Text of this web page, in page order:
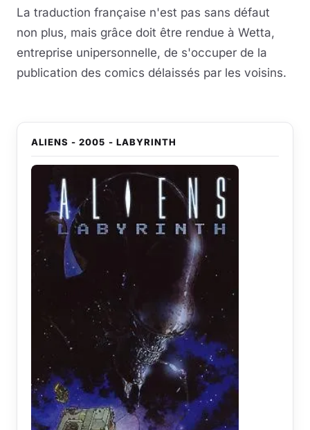
La traduction française n'est pas sans défaut
non plus, mais grâce doit être rendue à Wetta,
entreprise unipersonnelle, de s'occuper de la
publication des comics délaissés par les voisins.
ALIENS - 2005 - LABYRINTH